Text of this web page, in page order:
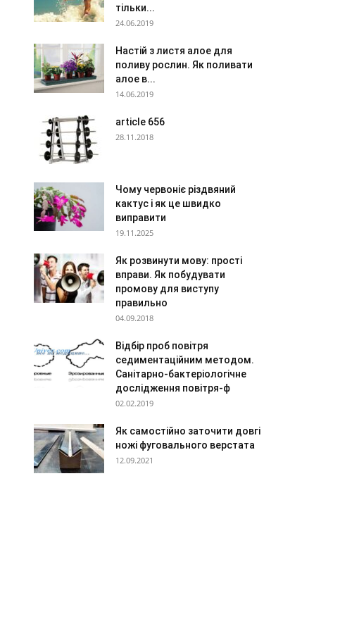
тільки...
24.06.2019
Настій з листя алое для
поливу рослин. Як поливати
алое в...
14.06.2019
article 656
28.11.2018
Чому червоніє різдвяний
кактус і як це швидко
виправити
19.11.2025
Як розвинути мову: прості
вправи. Як побудувати
промову для виступу
правильно
04.09.2018
Відбір проб повітря
седиментаційним методом.
Санітарно-бактеріологічне
дослідження повітря-ф
02.02.2019
Як самостійно заточити довгі
ножі фуговального верстата
12.09.2021